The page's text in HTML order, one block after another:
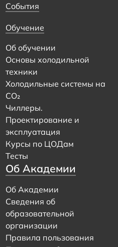
События
Обучение
Об обучении
Основы холодильной
техники
Холодильные системы на
CO₂
Чиллеры.
Проектирование и
эксплуатация
Курсы по ЦОДам
Тесты
Об Академии
Об Академии
Сведения об
образовательной
организации
Правила пользования